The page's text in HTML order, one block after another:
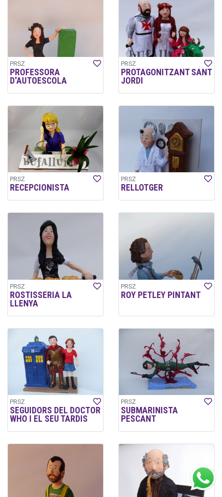
PRSZ
PROFESSORA
D'AUTOESCOLA
PRSZ
PROTAGONITZANT SANT
JORDI
PRSZ
RECEPCIONISTA
PRSZ
RELLOTGER
PRSZ
ROSTISSERIA LA
LLENYA
PRSZ
ROY PETLEY PINTANT
PRSZ
SEGUIDORS DEL DOCTOR
WHO I EL SEU TARDIS
PRSZ
SUBMARINISTA
PESCANT